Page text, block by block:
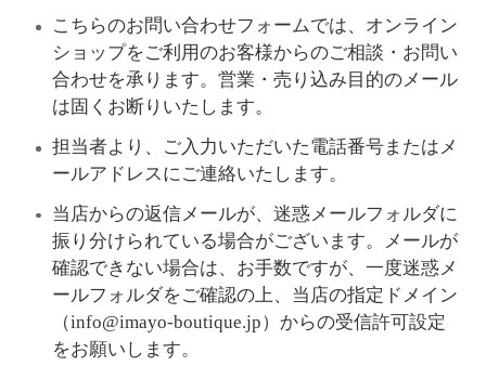
こちらのお問い合わせフォームでは、オンライン
ショップをご利用のお客様からのご相談・お問い
合わせを承ります。営業・売り込み目的のメール
は固くお断りいたします。
担当者より、ご入力いただいた電話番号またはメ
ールアドレスにご連絡いたします。
当店からの返信メールが、迷惑メールフォルダに
振り分けられている場合がございます。メールが
確認できない場合は、お手数ですが、一度迷惑メ
ールフォルダをご確認の上、当店の指定ドメイン
（info@imayo-boutique.jp）からの受信許可設定
をお願いします。